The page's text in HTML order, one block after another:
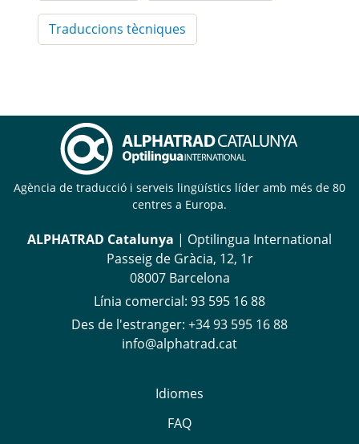
Traduccions tècniques
Agència de traducció i serveis lingüístics líder amb més de 80
centres a Europa.
ALPHATRAD Catalunya | Optilingua International
Passeig de Gràcia, 12, 1r
08007 Barcelona
Línia comercial: 93 595 16 88
Des de l'estranger: +34 93 595 16 88
info@alphatrad.cat
Idiomes
FAQ